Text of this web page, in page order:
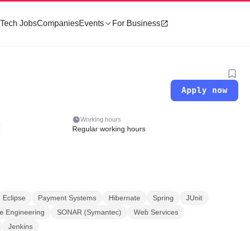
Tech JobsCompaniesEvents For Business
Apply now
Working hours
Regular working hours
Eclipse Payment Systems Hibernate Spring
JUnit
Engineering SONAR (Symantec)
Web Services
Jenkins